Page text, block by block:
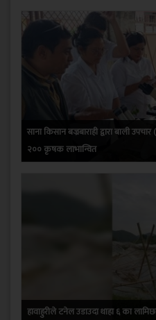
साना किसान बज्रबाराही द्वारा बाली
२०० कृषक लाभान्वित
हावाहुरीले टनेल उडाउदा थाहा ६ का